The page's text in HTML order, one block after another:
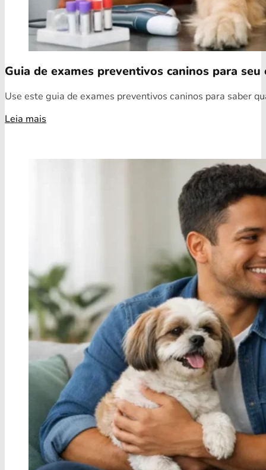
Guia de exames preventivos caninos para seu
Use este guia de exames preventivos caninos para saber
Leia mais